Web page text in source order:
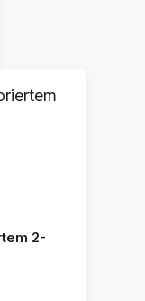
2-